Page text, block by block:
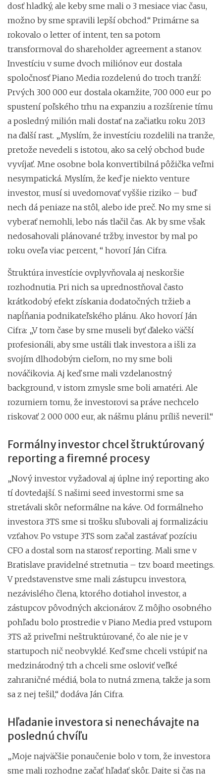
dosť hladký, ale keby sme mali o 3 mesiace viac času,
možno by sme spravili lepší obchod.“ Primárne sa
rokovalo o letter of intent, ten sa potom
transformoval do shareholder agreement a stanov.
Investíciu v sume dvoch miliónov eur dostala
spoločnosť Piano Media rozdelenú do troch tranží:
Prvých 300 000 eur dostala okamžite, 700 000 eur po
spustení poľského trhu na expanziu a rozšírenie tímu
a posledný milión mali dostať na začiatku roku 2013
na ďalší rast. „Myslím, že investíciu rozdelili na tranže,
pretože nevedeli s istotou, ako sa celý obchod bude
vyvíjať. Mne osobne bola konvertibilná pôžička veľmi
nesympatická. Myslím, že keď je niekto venture
investor, musí si uvedomovať vyššie riziko – buď
nech dá peniaze na stôl, alebo ide preč. No my sme si
vyberať nemohli, lebo nás tlačil čas. Ak by sme však
nedosahovali plánované tržby, investor by mal po
roku oveľa viac percent, “ hovorí Ján Cifra.
Štruktúra investície ovplyvňovala aj neskoršie
rozhodnutia. Pri nich sa uprednostňoval často
krátkodobý efekt získania dodatočných tržieb a
napĺňania podnikateľského plánu. Ako hovorí Ján
Cifra: „V tom čase by sme museli byť ďaleko väčší
profesionáli, aby sme ustáli tlak investora a išli za
svojím dlhodobým cieľom, no my sme boli
nováčikovia. Aj keď sme mali vzdelanostný
background, v istom zmysle sme boli amatéri. Ale
rozumiem tomu, že investorovi sa práve nechcelo
riskovať 2 000 000 eur, ak nášmu plánu príliš neveril.“
Formálny investor chcel štruktúrovaný
reporting a firemné procesy
„Nový investor vyžadoval aj úplne iný reporting ako
tí dovtedajší. S našimi seed investormi sme sa
stretávali skôr neformálne na káve. Od formálneho
investora 3TS sme si trošku sľubovali aj formalizáciu
vzťahov. Po vstupe 3TS som začal zastávať pozíciu
CFO a dostal som na starosť reporting. Mali sme v
Bratislave pravidelné stretnutia – tzv. board meetings.
V predstavenstve sme mali zástupcu investora,
nezávislého člena, ktorého dotiahol investor, a
zástupcov pôvodných akcionárov. Z môjho osobného
pohľadu bolo prostredie v Piano Media pred vstupom
3TS až priveľmi neštruktúrované, čo ale nie je v
startupoch nič neobvyklé. Keď sme chceli vstúpiť na
medzinárodný trh a chceli sme osloviť veľké
zahraničné médiá, bola to nutná zmena, takže ja som
sa z nej tešil,“ dodáva Ján Cifra.
Hľadanie investora si nenechávajte na
poslednú chvíľu
„Moje najväčšie ponaučenie bolo v tom, že investora
sme mali rozhodne začať hľadať skôr. Dajte si čas na